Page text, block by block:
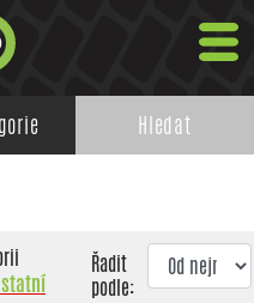
Hledat
Řadit
podle: